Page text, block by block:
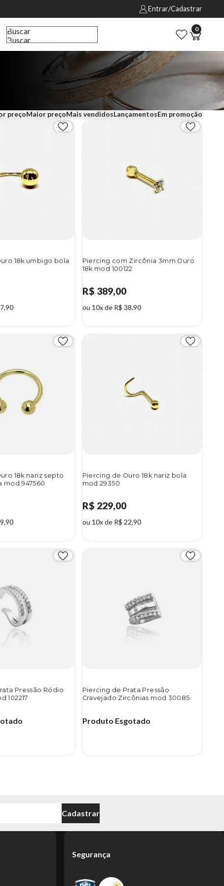
Entrar/Cadastrar
Buscar
Buscar
0
preçoMaior preçoMais vendidosLançamentosEm promoção
18k umbigo bola
Piercing com Zircônia 3mm Ouro
18k mod 100122
R$ 389,00
ou 10x de R$ 38,90
18k nariz septo
mod 947560
Piercing de Ouro 18k nariz bola
mod 29350
R$ 229,00
ou 10x de R$ 22,90
Pressão Ródio
102217
Piercing de Prata Pressão
Cravejado Zircônias mod 30085
Produto Esgotado
Cadastrar
Segurança